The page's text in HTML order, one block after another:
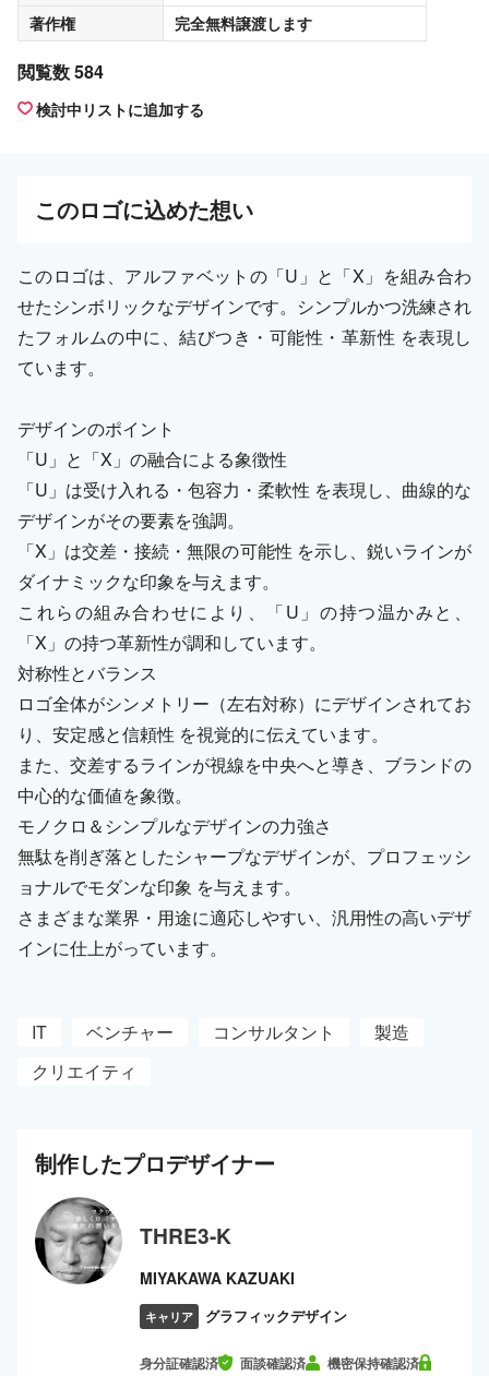
著作権
完全無料譲渡します
閲覧数 584
検討中リストに追加する
このロゴに込めた想い
このロゴは、アルファベットの「U」と「X」を組み合わ
せたシンボリックなデザインです。シンプルかつ洗練され
たフォルムの中に、結びつき・可能性・革新性 を表現し
ています。
デザインのポイント
「U」と「X」の融合による象徴性
「U」は受け入れる・包容力・柔軟性 を表現し、曲線的な
デザインがその要素を強調。
「X」は交差・接続・無限の可能性 を示し、鋭いラインが
ダイナミックな印象を与えます。
これらの組み合わせにより、「U」の持つ温かみと、
「X」の持つ革新性が調和しています。
対称性とバランス
ロゴ全体がシンメトリー（左右対称）にデザインされてお
り、安定感と信頼性 を視覚的に伝えています。
また、交差するラインが視線を中央へと導き、ブランドの
中心的な価値を象徴。
モノクロ＆シンプルなデザインの力強さ
無駄を削ぎ落としたシャープなデザインが、プロフェッシ
ョナルでモダンな印象 を与えます。
さまざまな業界・用途に適応しやすい、汎用性の高いデザ
インに仕上がっています。
IT ベンチャー コンサルタント
製造
クリエイティ
制作したプロデザイナー
THRE3-K
MIYAKAWA KAZUAKI
キャリア グラフィックデザイン
身分証確認済 面談確認済 機密保持確認済